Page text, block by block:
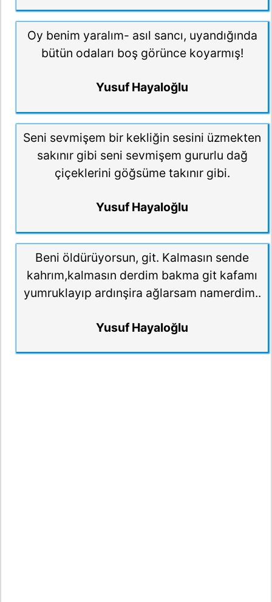
Oy benim yaralım- asıl sancı, uyandığında
bütün odaları boş görünce koyarmış!
Yusuf Hayaloğlu
Seni sevmişem bir kekliğin sesini üzmekten
sakınır gibi seni sevmişem gururlu dağ
çiçeklerini göğsüme takınır gibi.
Yusuf Hayaloğlu
Beni öldürüyorsun, git. Kalmasın sende
kahrım,kalmasın derdim bakma git kafamı
yumruklayıp ardınşira ağlarsam namerdim..
Yusuf Hayaloğlu